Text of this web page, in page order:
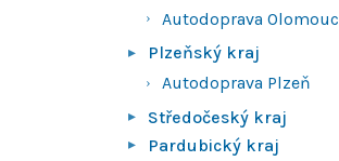
Autodoprava Olomouc
Plzeňský kraj
Autodoprava Plzeň
Středočeský kraj
Pardubický kraj